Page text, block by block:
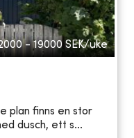
- 19000 SEK/uke
plan finns en stor
dusch, ett s...